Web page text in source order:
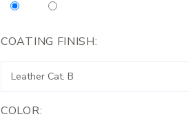
COATING FINISH:
COLOR: